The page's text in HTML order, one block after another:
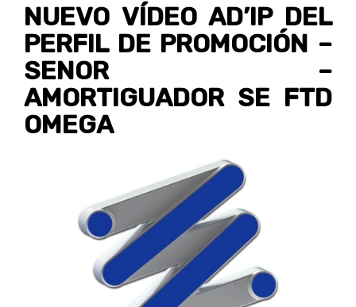
NUEVO VÍDEO AD’IP DEL
PERFIL DE PROMOCIÓN –
SENOR –
AMORTIGUADOR SE FTD
OMEGA